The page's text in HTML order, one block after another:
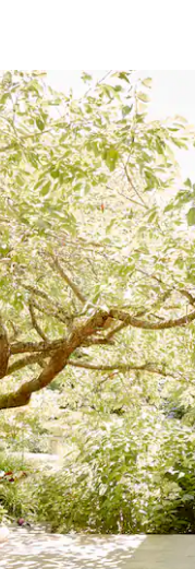
בעזרת תנועות מגע או החלקה.